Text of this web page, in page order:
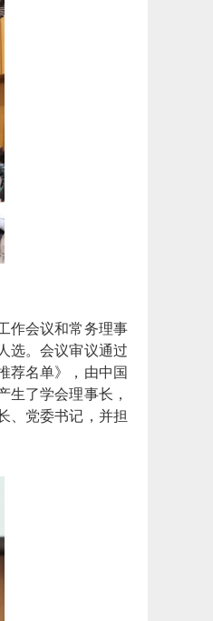
作会议和常务理事
选。会议审议通过
荐名单》，由中国
生了学会理事长，
、党委书记，并担